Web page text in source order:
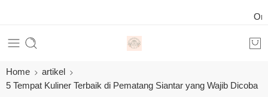
Order
Home
artikel
5 Tempat Kuliner Terbaik di Pematang Siantar yang Wajib Dicoba